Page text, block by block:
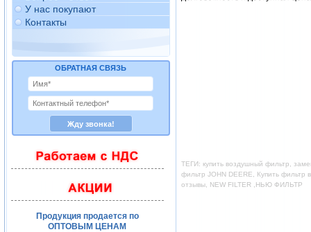
У нас покупают
Контакты
ОБРАТНАЯ СВЯЗЬ
Продукция продается по
ОПТОВЫМ ЦЕНАМ
ТЕГИ: купить воздушный фильтр,
фильтр JOHN DEERE, Купить фильтр
отзывы, NEW FILTER ,НЬЮ ФИЛЬТР